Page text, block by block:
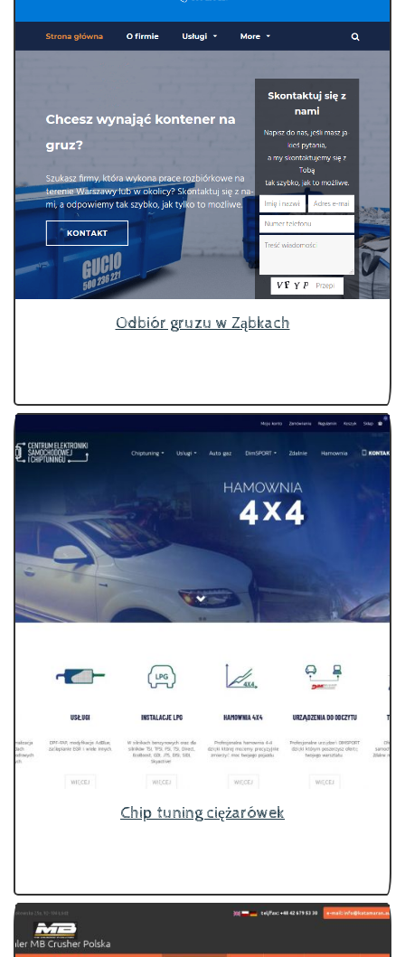
Odbiór gruzu w Ząbkach
Chip tuning ciężarówek